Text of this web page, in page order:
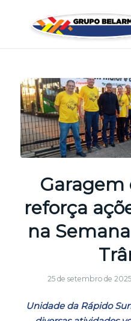
Garagem
reforça
na
25 de setembro de 2025
Unidade da Rápido